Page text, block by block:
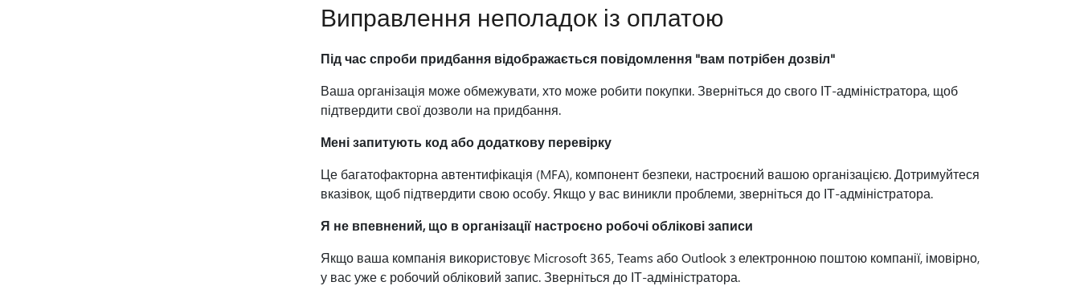
Виправлення неполадок із оплатою
Під час спроби придбання відображається повідомлення "вам потрібен дозвіл"
Ваша організація може обмежувати, хто може робити покупки. Зверніться до свого ІТ-адміністратора, щоб
підтвердити свої дозволи на придбання.
Мені запитують код або додаткову перевірку
Це багатофакторна автентифікація (MFA), компонент безпеки, настроєний вашою організацією. Дотримуйтеся
вказівок, щоб підтвердити свою особу. Якщо у вас виникли проблеми, зверніться до ІТ-адміністратора.
Я не впевнений, що в організації настроєно робочі облікові записи
Якщо ваша компанія використовує Microsoft 365, Teams або Outlook з електронною поштою компанії, імовірно,
у вас уже є робочий обліковий запис. Зверніться до ІТ-адміністратора.